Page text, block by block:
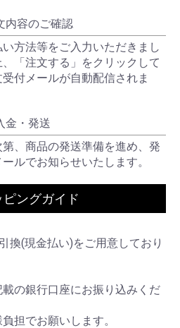
内容のご確認
方法等をご入力いただきまし
「注文する」をクリックして
付メールが自動配信されま
金・発送
、商品の発送準備を進め、発
ルでお知らせいたします。
ピングガイド
換(現金払い)をご用意しており
の銀行口座にお振り込みくだ
担でお願いします。